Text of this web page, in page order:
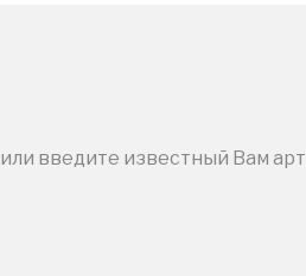
введите известный Вам